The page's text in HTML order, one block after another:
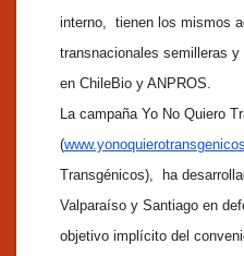
interno, tienen los mismos
transnacionales semilleras
en ChileBio y ANPROS.
La campaña Yo No Quiero
(
Transgénicos), ha
Valparaíso y Santiago en
objetivo implícito del